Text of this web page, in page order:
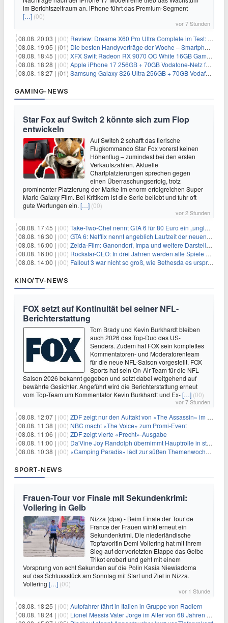
im Berichtszeitraum an. iPhone führt das Premium-Segment
[…] (00)
vor 7 Stunden
08.08. 20:03 | (00) Review: Dreame X60 Pro Ultra Complete im Test: 42.000 Pa, 100 °C Moppwäsche & erstaunlich viel Technik in nur 8,9 cm Höhe
08.08. 19:05 | (01) Die besten Handyverträge der Woche – Smartphone-Tarife & SIM-Only im Überblick
08.08. 18:45 | (00) XFX Swift Radeon RX 9070 OC White 16GB Gaming-Grafikkarte für 579€
08.08. 18:28 | (00) Apple iPhone 17 256GB + 70GB Vodafone-Netz für 34,99€/Monat (effektiv 6,41€/Monat)
08.08. 18:27 | (01) Samsung Galaxy S26 Ultra 256GB + 70GB Vodafone-Netz für 34,99€/Monat (effektiv 4,74€/Monat)
GAMING-NEWS
Star Fox auf Switch 2 könnte sich zum Flop
entwickeln
Auf Switch 2 schafft das tierische
Flugkommando Star Fox vorerst keinen
Höhenflug – zumindest bei den ersten
Verkaufszahlen. Aktuelle
Chartplatzierungen sprechen gegen
einen Überraschungserfolg, trotz
prominenter Platzierung der Marke im enorm erfolgreichen Super
Mario Galaxy Film. Bei Kritikern ist die Serie beliebt und fuhr oft
gute Wertungen ein. […] (00)
vor 2 Stunden
08.08. 17:45 | (00) Take-Two-Chef nennt GTA 6 für 80 Euro ein „unglaubliches Schnäppchen“
08.08. 16:30 | (00) GTA 6: Netflix nennt angeblich Laufzeit der neuen Gameplay-Präsentation
08.08. 16:00 | (00) Zelda-Film: Ganondorf, Impa und weitere Darsteller sollen feststehen
08.08. 16:00 | (00) Rockstar-CEO: In drei Jahren werden alle Spiele gestreamt
08.08. 14:00 | (00) Fallout 3 war nicht so groß, wie Bethesda es ursprünglich wollte
KINO/TV-NEWS
FOX setzt auf Kontinuität bei seiner NFL-
Berichterstattung
Tom Brady und Kevin Burkhardt bleiben
auch 2026 das Top-Duo des US-
Senders. Zudem hat FOX sein komplettes
Kommentatoren- und Moderatorenteam
für die neue NFL-Saison vorgestellt. FOX
Sports hat sein On-Air-Team für die NFL-
Saison 2026 bekannt gegeben und setzt dabei weitgehend auf
bewährte Gesichter. Angeführt wird die Berichterstattung erneut
vom Top-Team um Kommentator Kevin Burkhardt und Ex-[…] (00)
vor 7 Stunden
08.08. 12:07 | (00) ZDF zeigt nur den Auftakt von «The Assassin» im Fernsehen
08.08. 11:38 | (00) NBC macht «The Voice» zum Promi-Event
08.08. 11:06 | (00) ZDF zeigt vierte «Precht»-Ausgabe
08.08. 11:00 | (00) Da'Vine Joy Randolph übernimmt Hauptrolle in starbesetzter schwarzer Komödie
08.08. 10:38 | (00) «Camping Paradis» lädt zur süßen Themenwoche ein
SPORT-NEWS
Frauen-Tour vor Finale mit Sekundenkrimi:
Vollering in Gelb
Nizza (dpa) - Beim Finale der Tour de
France der Frauen winkt erneut ein
Sekundenkrimi. Die niederländische
Topfavoritin Demi Vollering hat mit ihrem
Sieg auf der vorletzten Etappe das Gelbe
Trikot erobert und geht mit einem
Vorsprung von acht Sekunden auf die Polin Kasia Niewiadoma
auf das Schlussstück am Sonntag mit Start und Ziel in Nizza.
Vollering […] (00)
vor 1 Stunde
08.08. 18:25 | (00) Autofahrer fährt in Italien in Gruppe von Radlern
08.08. 18:24 | (00) Lionel Messis Vater Jorge im Alter von 68 Jahren gestorben